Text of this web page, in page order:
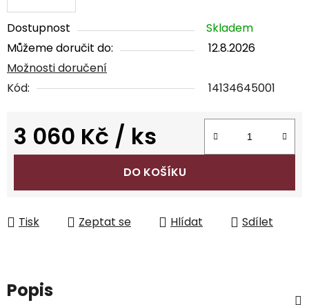
Dostupnost
Skladem
Můžeme doručit do:
12.8.2026
Možnosti doručení
Kód:
14134645001
3 060 Kč / ks
Měrná cena:
DO KOŠÍKU
Tisk Zeptat se Hlídat Sdílet
Popis